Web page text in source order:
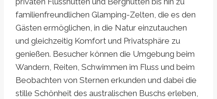
familienfreundlichen Glamping-Zelten, die es den
Gästen ermöglichen, in die Natur einzutauchen
und gleichzeitig Komfort und Privatsphäre zu
genießen. Besucher können die Umgebung beim
Wandern, Reiten, Schwimmen im Fluss und beim
Beobachten von Sternen erkunden und dabei die
stille Schönheit des australischen Buschs erleben,